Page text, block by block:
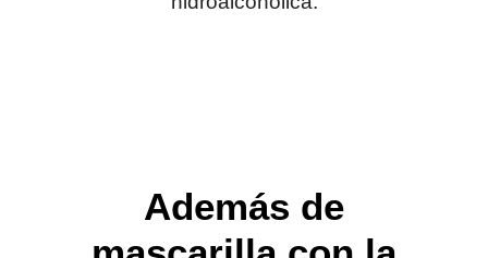
Además de